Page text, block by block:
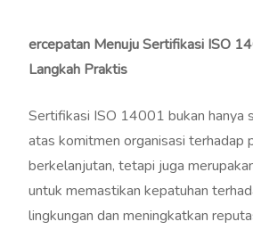
ercepatan Menuju Sertifikasi ISO
Langkah Praktis
Sertifikasi ISO 14001 bukan hanya
atas komitmen organisasi terhadap
berkelanjutan, tetapi juga
untuk memastikan kepatuhan
lingkungan dan meningkatkan